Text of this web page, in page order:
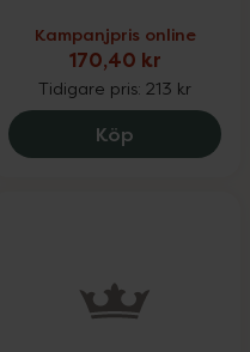
Whey
Kampanjpris online
170,40 kr
Tidigare pris: 213 kr
Köp Pureness